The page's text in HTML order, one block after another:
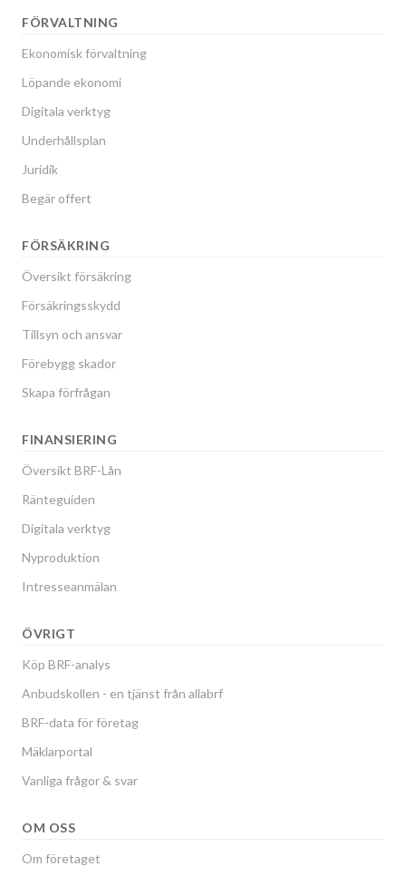
FÖRVALTNING
Ekonomisk förvaltning
Löpande ekonomi
Digitala verktyg
Underhållsplan
Juridik
Begär offert
FÖRSÄKRING
Översikt försäkring
Försäkringsskydd
Tillsyn och ansvar
Förebygg skador
Skapa förfrågan
FINANSIERING
Översikt BRF-Lån
Ränteguiden
Digitala verktyg
Nyproduktion
Intresseanmälan
ÖVRIGT
Köp BRF-analys
Anbudskollen - en tjänst från allabrf
BRF-data för företag
Mäklarportal
Vanliga frågor & svar
OM OSS
Om företaget